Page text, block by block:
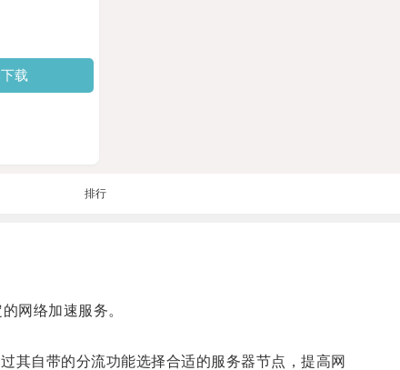
载
排行
网络加速服务。
自带的分流功能选择合适的服务器节点，提高网